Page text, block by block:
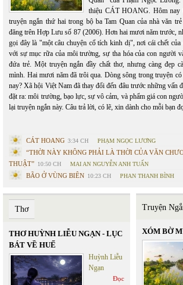
thiệu CÁT HOANG. Hôm
truyện ngắn thứ hai trong bộ ba Tam Quan của nhà văn
đăng trên Hợp Lưu số 87 (2006). Hơn hai mươi năm trước,
gọi đây là "một câu chuyện cổ tích kinh dị", nơi cái chết của
với sự mục rữa của môi trường, sự tha hóa của con người
đứa trẻ. Một truyện ngắn đầy chất thơ, nhưng càng đẹp
mình. Hai mươi năm đã trôi qua. Dòng sông trong truyện
nay? Xã hội Việt Nam đã thay đổi đến đâu trước những
đặt ra: môi trường, bạo lực, sự vô cảm, và phẩm giá con
lại truyện ngắn này. Câu trả lời, có lẽ, xin dành cho mỗi bạn
CÁT HOANG 3:34 CH PHẠM NGỌC LƯƠNG
“THỜI NÀY KHÔNG PHẢI LÀ THỜI CỦA VĂN
THUẬT” 10:50 CH MAI AN NGUYỄN ANH TUẤN
BÃO Ở VÙNG BIÊN 10:23 CH PHAN THANH BÌNH
Thơ
THƠ HUỲNH LIỄU NGẠN - LỤC
BÁT VỀ HUẾ
Huỳnh Liễu
Ngạn
Đọc
Truyện
XÓM BỜ